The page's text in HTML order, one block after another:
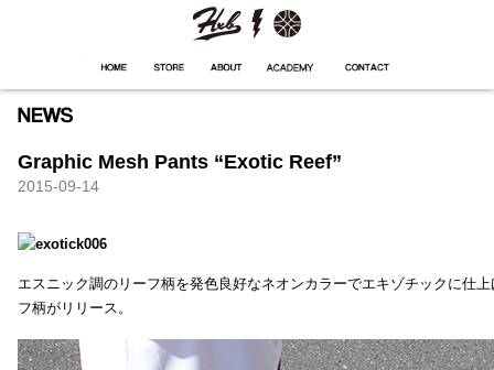
Graphic Mesh Pants “Exotic Reef”
2015-09-14
エスニック調のリーフ柄を発色良好なネオンカラーでエキゾチックに仕
フ柄がリリース。